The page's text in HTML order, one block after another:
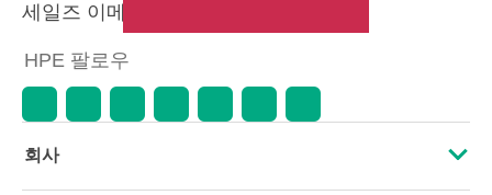
세일즈 이메일 보내기
HPE 팔로우
회사